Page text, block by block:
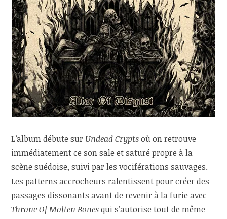
L’album débute sur Undead Cryptsoù on retrouve
immédiatement ce son sale et saturé propre à la
scène suédoise, suivi par les vociférations sauvages.
Les patterns accrocheurs ralentissent pour créer des
passages dissonants avant de revenir à la furie avec
Throne Of Molten Bonesqui s’autorise tout de même